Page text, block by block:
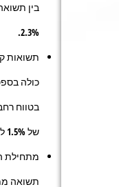
2.3%.
תשואות
בטווח
של 1.5% לבין 2.5%.
מתחילת
תשואה